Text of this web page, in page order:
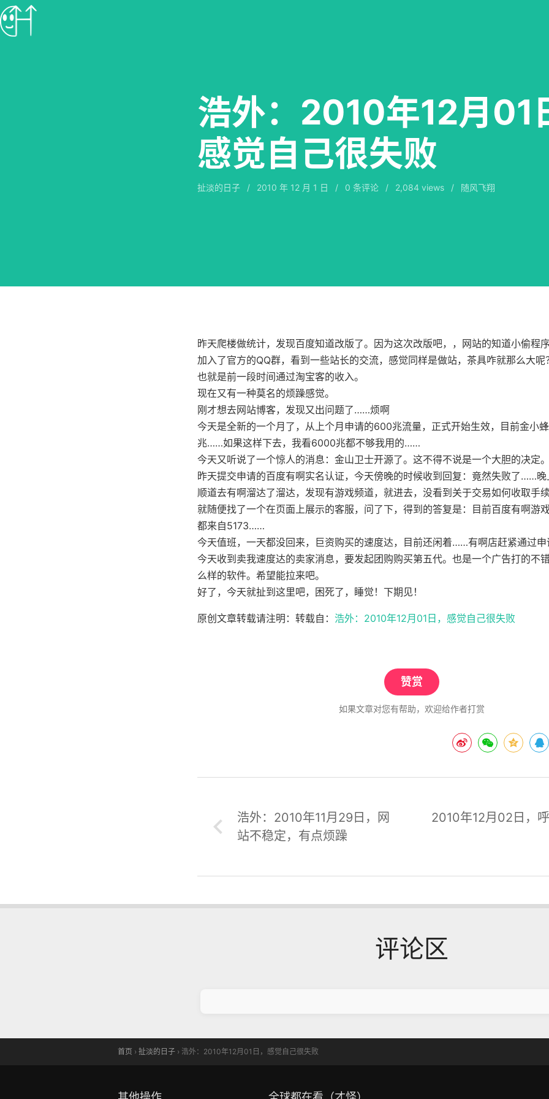
浩外：2010年12月01
感觉自己很失败
扯淡的日子 / 2010 年 12 月 1 日 / 0 条评论 / 2,084 views / 随风飞翔
昨天爬楼做统计，发现百度知道改版了。因为这次改版吧，，网站的知道小偷程
加入了官方的QQ群，看到一些站长的交流，感觉同样是做站，茶具咋就那么大
也就是前一段时间通过淘宝客的收入。
现在又有一种莫名的烦躁感觉。
刚才想去网站博客，发现又出问题了……烦啊
今天是全新的一个月了，从上个月申请的600兆流量，正式开始生效，目前金小
兆……如果这样下去，我看6000兆都不够我用的……
今天又听说了一个惊人的消息：金山卫士开源了。这不得不说是一个大胆的决定
昨天提交申请的百度有啊实名认证，今天傍晚的时候收到回复：竟然失败了……
顺道去有啊溜达了溜达，发现有游戏频道，就进去，没看到关于交易如何收取手
就随便找了一个在页面上展示的客服，问了下，得到的答复是：目前百度有啊游
都来自5173……
今天值班，一天都没回来，巨资购买的速度达，目前还闲着……有啊店赶紧通过
今天收到卖我速度达的卖家消息，要发起团购购买第五代。也是一个广告打的不
么样的软件。希望能拉来吧。
好了，今天就扯到这里吧，困死了，睡觉！下期见！
原创文章转载请注明：转载自： 浩外：2010年12月01日，感觉自己很失败
赞赏
如果文章对您有帮助，欢迎给作者打赏
浩外：2010年11月29日，网
站不稳定，有点烦躁
2010年12月02日，
评论区
首页 › 扯淡的日子 › 浩外：2010年12月01日，感觉自己很失败